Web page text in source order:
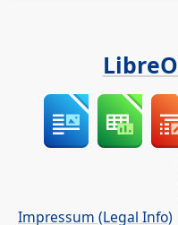
Impressum (Legal Info)